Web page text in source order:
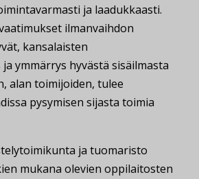
ja laadukkaasti.
ilmanvaihdon
kansalaisten
ymmärrys hyvästä sisäilmasta
alan toimijoiden, tulee
pysymisen sijasta toimia
ja tuomaristo
mukana olevien oppilaitosten